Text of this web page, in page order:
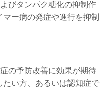
びタンパク糖化の抑制作
ー病の発症や進行を抑制
の予防改善に効果が期待
たい方、あるいは認知症で